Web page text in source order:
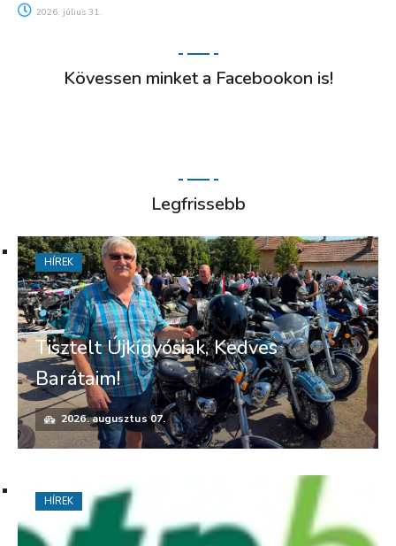
2026. július 31.
Kövessen minket a Facebookon is!
Legfrissebb
Tisztelt Újkígyósiak, Kedves
Barátaim!
2026. augusztus 07.
HÍREK
HÍREK